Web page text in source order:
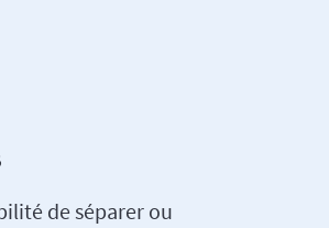
de séparer ou